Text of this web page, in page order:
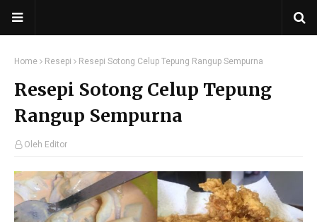
Home Resepi Resepi Sotong Celup Tepung Rangup Sempurna
Resepi Sotong Celup Tepung
Rangup Sempurna
Oleh Editor